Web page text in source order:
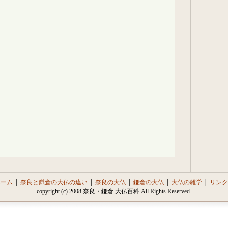
ム 奈良と鎌倉の大仏の違い│ 奈良の大仏│ 鎌倉の大仏│ 大仏の雑学│
リン
copyright (c) 2008 奈良・鎌倉 大仏百科 All Rights Reserved.